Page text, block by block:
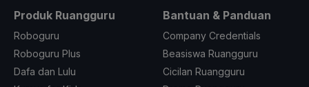
Produk Ruangguru
Roboguru
Roboguru Plus
Dafa dan Lulu
Bantuan & Panduan
Company Credentials
Beasiswa Ruangguru
Cicilan Ruangguru